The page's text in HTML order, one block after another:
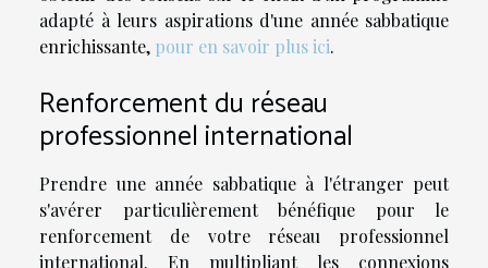
adapté à leurs aspirations d'une année sabbatique
enrichissante, pour en savoir plus ici.
Renforcement du réseau
professionnel international
Prendre une année sabbatique à l'étranger peut
s'avérer particulièrement bénéfique pour le
renforcement de votre réseau professionnel
international. En multipliant les connexions